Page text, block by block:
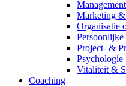
Marketing &
Organisatie
Project- &
Psychologie
Vitaliteit &
Coaching